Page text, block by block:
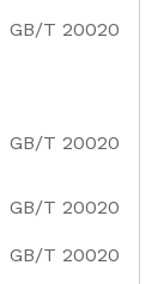
GB/T 20020
GB/T 20020
GB/T 20020
GB/T 20020